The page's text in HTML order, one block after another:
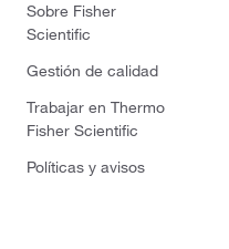
Sobre Fisher
Scientific
Gestión de calidad
Trabajar en Thermo
Fisher Scientific
Políticas y avisos